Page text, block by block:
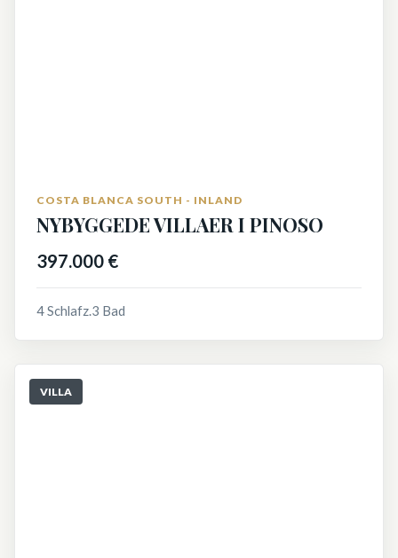
COSTA BLANCA SOUTH - INLAND
NYBYGGEDE VILLAER I PINOSO
397.000 €
4 Schlafz.3 Bad
VILLA